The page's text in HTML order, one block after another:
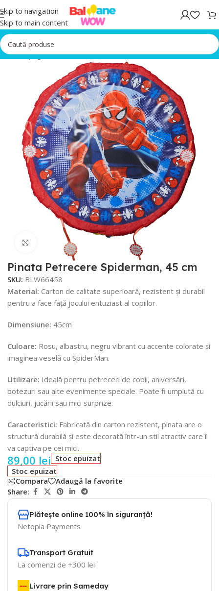
Skip to navigation
Skip to main content
Prima pagină/Baloane Rosii
Faceți click pentru a mări
Pinata Petrecere Spiderman, 45 cm
SKU: BLW66458
Material: Carton de calitate superioară, rezistent și durabil
pentru a face față jocului entuziast al copiilor.
Dimensiune: 45cm
Culoare: Rosu, albastru, negru vibrant cu accente colorate și
imaginea veselă cu SpiderMan.
Utilizare: Ideală pentru petreceri de copii, aniversări,
botezuri sau alte evenimente speciale. Poate fi umplută cu
dulciuri, jucării sau mici surprize.
Caracteristici: Fabricată din carton rezistent, pinata are o
structură durabilă și este decorată într-un stil atractiv care îi
va captiva pe cei mici.
89,00 lei Stoc epuizat
Stoc epuizat
Compara
Adaugă la favorite
Share:
Plătește online 100% în siguranță!
Netopia Payments
Transport Gratuit
La comenzi de +300 lei
Livrare prin Sameday